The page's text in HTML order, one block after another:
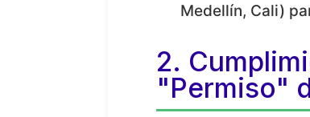
Medellín, Cali)
2.
"Permiso"